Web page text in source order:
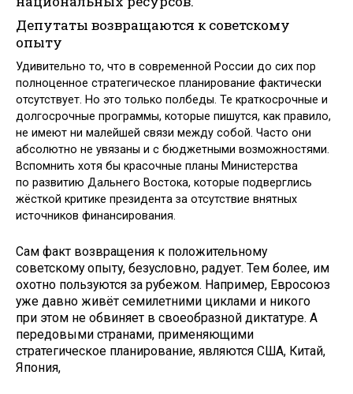
Депутаты возвращаются к советскому
опыту
Удивительно то, что в современной России до сих пор
полноценное стратегическое планирование фактически
отсутствует. Но это только полбеды. Те краткосрочные и
долгосрочные программы, которые пишутся, как правило,
не имеют ни малейшей связи между собой. Часто они
абсолютно не увязаны и с бюджетными возможностями.
Вспомнить хотя бы красочные планы Министерства
по развитию Дальнего Востока, которые подверглись
жёсткой критике президента за отсутствие внятных
источников финансирования.
Сам факт возвращения к положительному
советскому опыту, безусловно, радует. Тем более, им
охотно пользуются за рубежом. Например, Евросоюз
уже давно живёт семилетними циклами и никого
при этом не обвиняет в своеобразной диктатуре. А
передовыми странами, применяющими
стратегическое планирование, являются США, Китай,
Япония,